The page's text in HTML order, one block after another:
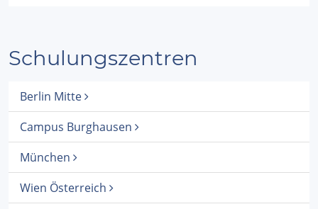
Schulungszentren
Berlin Mitte
Campus Burghausen
München
Wien Österreich